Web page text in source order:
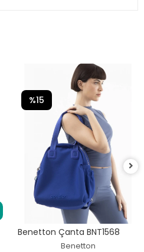
Benetton Çanta BNT1568
Benetton
%15